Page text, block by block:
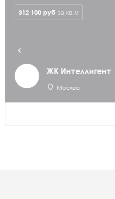
ЖК Интеллигент
Москва
312 100 руб за кв.м